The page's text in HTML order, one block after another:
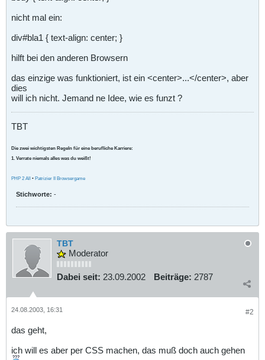
nicht mal ein:
div#bla1 { text-align: center; }
hilft bei den anderen Browsern
das einzige was funktioniert, ist ein <center>...</center>, aber
dies
will ich nicht. Jemand ne Idee, wie es funzt ?
TBT
Die zwei wichtigsten Regeln für eine berufliche Karriere:
1. Verrate niemals alles was du weißt!
PHP 2 All • Patrizier II Browsergame
Stichworte: -
TBT
Moderator
Dabei seit: 23.09.2002 Beiträge: 2787
#2
24.08.2003, 16:31
das geht,
ich will es aber per CSS machen, das muß doch auch gehen